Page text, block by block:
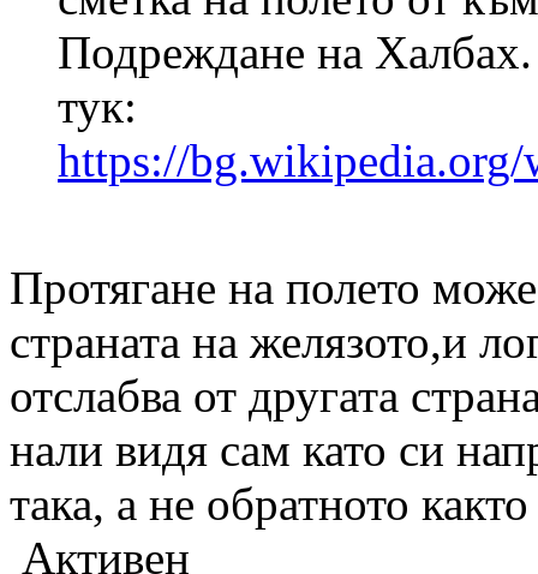
Подреждане на
тук:
https://
Протягане на полето
страната на желязото,и
отслабва от другата
нали видя сам като си
така, а не обратното
Активен